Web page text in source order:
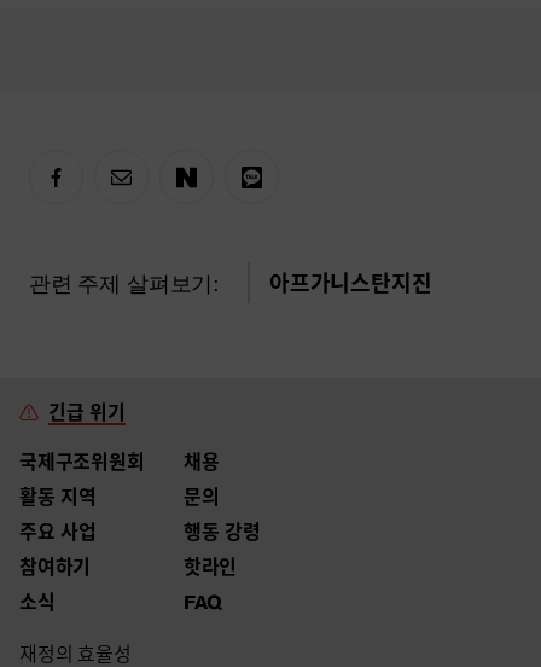
관련 주제 살펴보기: 아프가니스탄지진
긴급 위기
국제구조위원회
활동 지역
주요 사업
참여하기
소식
채용
문의
행동 강령
핫라인
FAQ
재정의 효율성